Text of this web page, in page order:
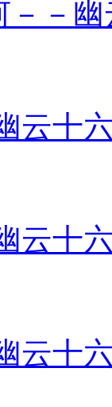
－－
云十
云十
云十